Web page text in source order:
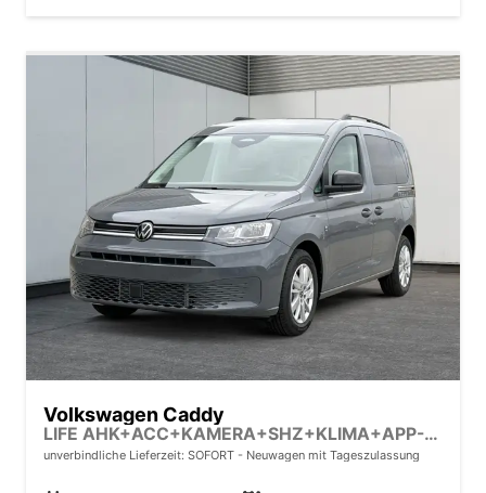
Volkswagen Caddy
LIFE AHK+ACC+KAMERA+SHZ+KLIMA+APP-CONNECT
unverbindliche Lieferzeit: SOFORT Neuwagen mit Tageszulassung